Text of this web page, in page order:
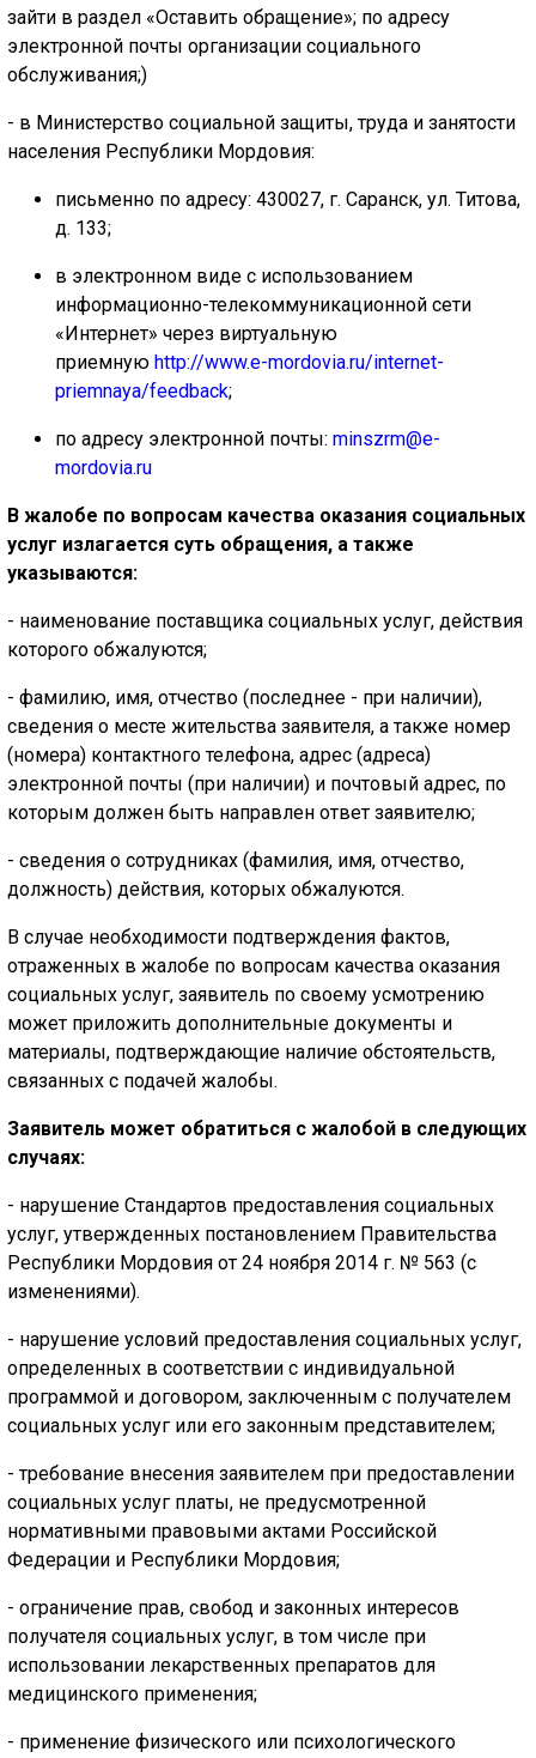
зайти в раздел «Оставить обращение»; по адресу
электронной почты организации социального
обслуживания;)
- в Министерство социальной защиты, труда и занятости
населения Республики Мордовия:
письменно по адресу: 430027, г. Саранск, ул. Титова,
д. 133;
в электронном виде с использованием
информационно-телекоммуникационной сети
«Интернет» через виртуальную
приемную http://www.e-mordovia.ru/internet-
priemnaya/feedback;
по адресу электронной почты: minszrm@e-
mordovia.ru
В жалобе по вопросам качества оказания социальных
услуг излагается суть обращения, а также
указываются:
- наименование поставщика социальных услуг, действия
которого обжалуются;
- фамилию, имя, отчество (последнее - при наличии),
сведения о месте жительства заявителя, а также номер
(номера) контактного телефона, адрес (адреса)
электронной почты (при наличии) и почтовый адрес, по
которым должен быть направлен ответ заявителю;
- сведения о сотрудниках (фамилия, имя, отчество,
должность) действия, которых обжалуются.
В случае необходимости подтверждения фактов,
отраженных в жалобе по вопросам качества оказания
социальных услуг, заявитель по своему усмотрению
может приложить дополнительные документы и
материалы, подтверждающие наличие обстоятельств,
связанных с подачей жалобы.
Заявитель может обратиться с жалобой в следующих
случаях:
- нарушение Стандартов предоставления социальных
услуг, утвержденных постановлением Правительства
Республики Мордовия от 24 ноября 2014 г. № 563 (с
изменениями).
- нарушение условий предоставления социальных услуг,
определенных в соответствии с индивидуальной
программой и договором, заключенным с получателем
социальных услуг или его законным представителем;
- требование внесения заявителем при предоставлении
социальных услуг платы, не предусмотренной
нормативными правовыми актами Российской
Федерации и Республики Мордовия;
- ограничение прав, свобод и законных интересов
получателя социальных услуг, в том числе при
использовании лекарственных препаратов для
медицинского применения;
- применение физического или психологического